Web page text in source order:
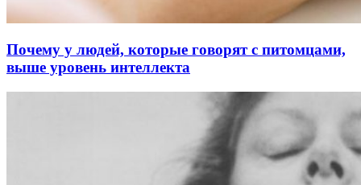
Почему у людей, которые говорят с питомцами,
выше уровень интеллекта